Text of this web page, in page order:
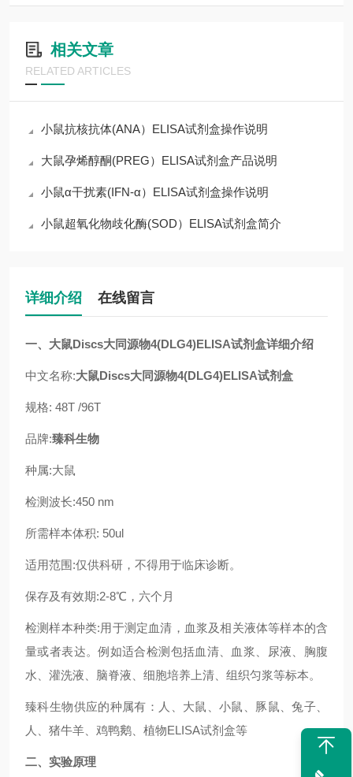
相关文章
RELATED ARTICLES
小鼠抗核抗体(ANA）ELISA试剂盒操作说明
大鼠孕烯醇酮(PREG）ELISA试剂盒产品说明
小鼠α干扰素(IFN-α）ELISA试剂盒操作说明
小鼠超氧化物歧化酶(SOD）ELISA试剂盒简介
详细介绍 在线留言
一、 大鼠Discs大同源物4(DLG4)ELISA试剂盒详细介绍
中文名称:大鼠Discs大同源物4(DLG4)ELISA试剂盒
规格: 48T /96T
品牌:臻科生物
种属:大鼠
检测波长:450 nm
所需样本体积: 50ul
适用范围:仅供科研，不得用于临床诊断。
保存及有效期:2-8℃，六个月
检测样本种类:用于测定血清，血浆及相关液体等样本的含
量或者表达。例如适合检测包括血清、血浆、尿液、胸腹
水、灌洗液、脑脊液、细胞培养上清、组织匀浆等标本。
臻科生物供应的种属有：人、大鼠、小鼠、豚鼠、兔子、
人、猪牛羊、鸡鸭鹅、植物ELISA试剂盒等
二、实验原理